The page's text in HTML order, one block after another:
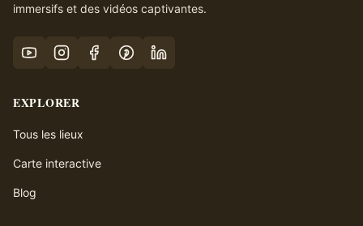
immersifs et des vidéos captivantes.
EXPLORER
Tous les lieux
Carte interactive
Blog